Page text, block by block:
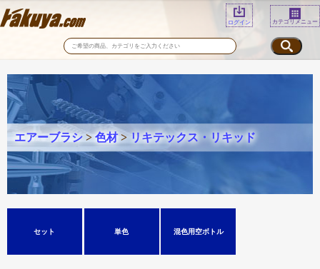
ログイン カテゴリメニュー
エアーブラシ > 色材> リキテックス・リキッド
セット 単色 混色用空ボトル